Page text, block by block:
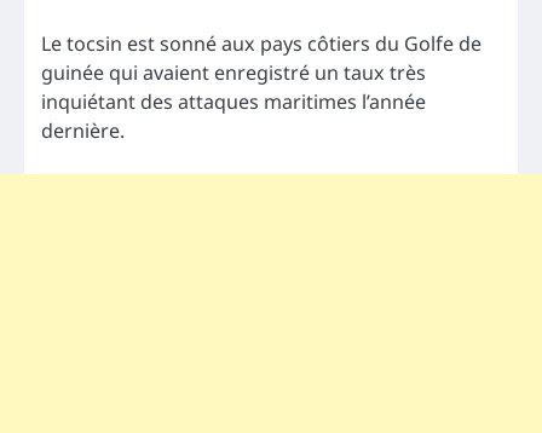
Le tocsin est sonné aux pays côtiers du Golfe de
guinée qui avaient enregistré un taux très
inquiétant des attaques maritimes l’année
dernière.